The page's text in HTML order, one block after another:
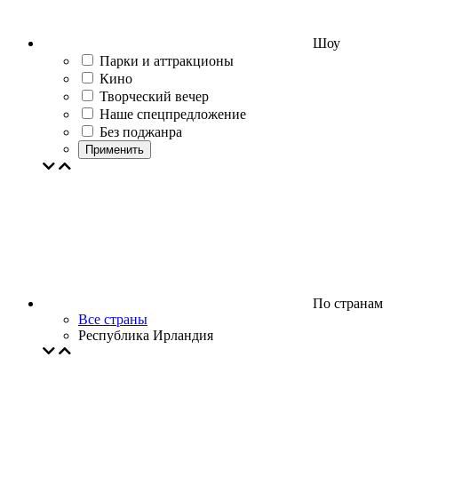
Шоу
Парки и аттракционы
Кино
Творческий вечер
Наше спецпредложение
Без поджанра
Применить
По странам
Все страны
Республика Ирландия